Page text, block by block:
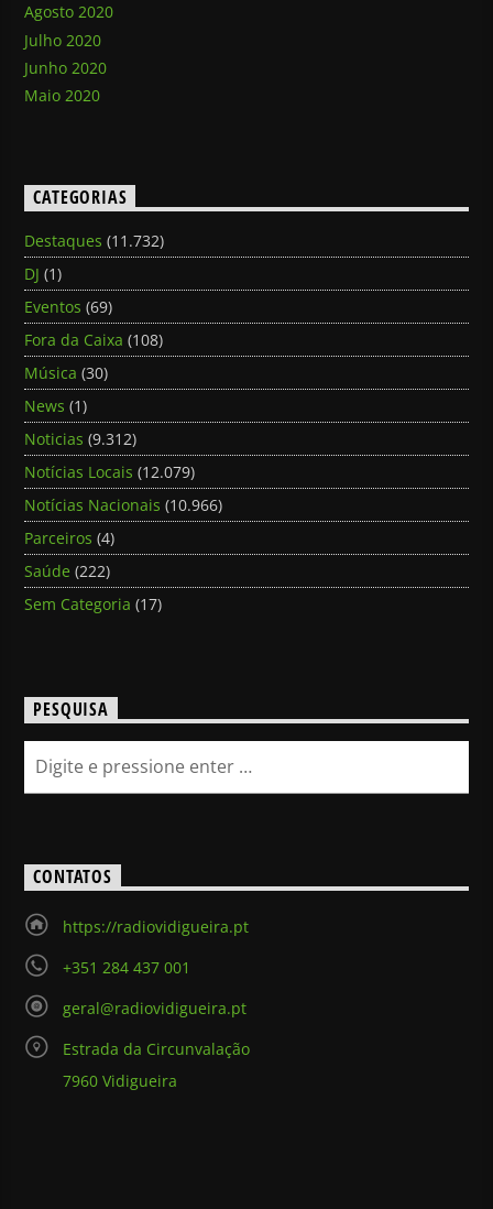
Agosto 2020
Julho 2020
Junho 2020
Maio 2020
CATEGORIAS
Destaques (11.732)
DJ (1)
Eventos (69)
Fora da Caixa (108)
Música (30)
News (1)
Noticias (9.312)
Notícias Locais (12.079)
Notícias Nacionais (10.966)
Parceiros (4)
Saúde (222)
Sem Categoria (17)
PESQUISA
CONTATOS
https://radiovidigueira.pt
+351 284 437 001
geral@radiovidigueira.pt
Estrada da Circunvalação
7960 Vidigueira